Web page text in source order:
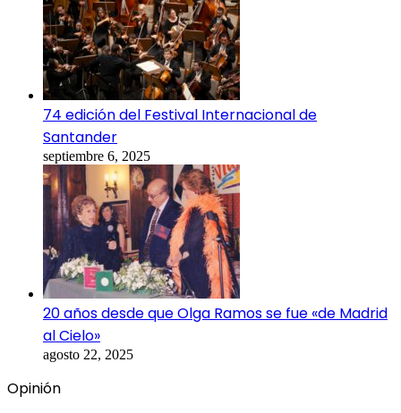
74 edición del Festival Internacional de
Santander
septiembre 6, 2025
20 años desde que Olga Ramos se fue «de Madrid
al Cielo»
agosto 22, 2025
Opinión